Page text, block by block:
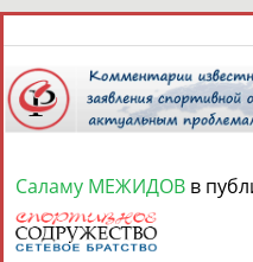
7
СПОРТСМЕНЫ, ТРЕНЕРЫ
Саламу МЕЖИДОВ в